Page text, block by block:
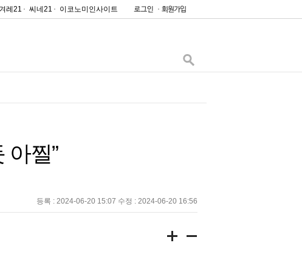
레21 씨네21 이코노미인사이트
아찔”
등록 : 2024-06-20 15:07 수정 : 2024-06-20 16:56